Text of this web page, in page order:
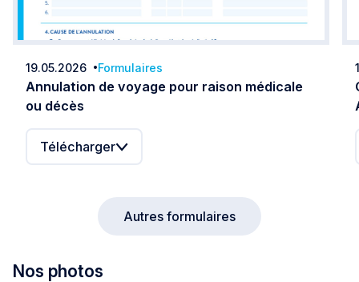
Annulation de voyage pour raison médicale
ou décès
Date:
19.05.2026 Formulaires
Télécharger
Autres formulaires
Nos photos